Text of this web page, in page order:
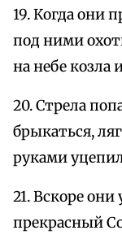
19. Когда они
под ними
на небе козла
20. Стрела
брыкаться,
руками
21. Вскоре
прекрасный